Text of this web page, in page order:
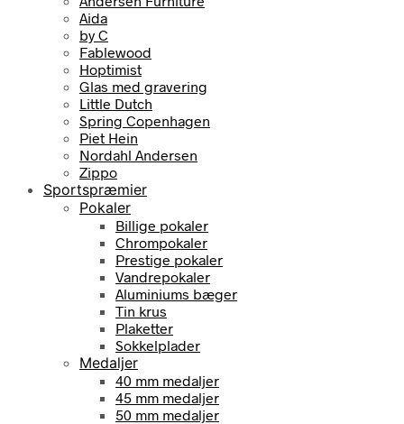
Aida
by C
Fablewood
Hoptimist
Glas med gravering
Little Dutch
Spring Copenhagen
Piet Hein
Nordahl Andersen
Zippo
Sportspræmier
Pokaler
Billige pokaler
Chrompokaler
Prestige pokaler
Vandrepokaler
Aluminiums bæger
Tin krus
Plaketter
Sokkelplader
Medaljer
40 mm medaljer
45 mm medaljer
50 mm medaljer